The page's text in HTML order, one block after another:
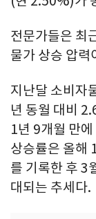
전문가들은 최
물가 상승 압력
지난달 소비자
년 동월 대비
1년 9개월 만
상승률은 올해
를 기록한 후 3
대되는 추세다.